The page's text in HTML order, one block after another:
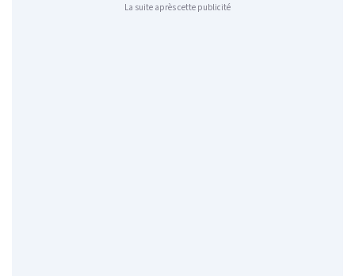
La suite après cette publicité